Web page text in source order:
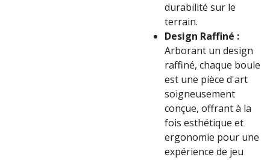
durabilité sur le
terrain.
Design Raffiné :
Arborant un design
raffiné, chaque boule
est une pièce d'art
soigneusement
conçue, offrant à la
fois esthétique et
ergonomie pour une
expérience de jeu